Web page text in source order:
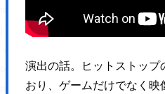
演出の話。ヒットストップ
おり、ゲームだけでなく映
text-indent: 0 !important;
border: 0 !important;
padding: 0;